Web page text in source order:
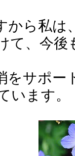
カウ
て、今
をサポー
います。